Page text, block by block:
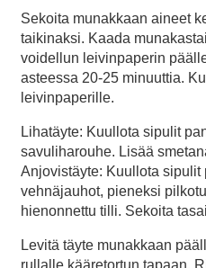
Sekoita munakkaan aineet
taikinaksi. Kaada
voidellun leivinpaperin
asteessa 20-25 minuuttia.
leivinpaperille.
Lihatäyte: Kuullota sipulit
savuliharouhe. Lisää
Anjovistäyte: Kuullota
vehnäjauhot, pieneksi
hienonnettu tilli. Sekoita
Levitä täyte munakkaan